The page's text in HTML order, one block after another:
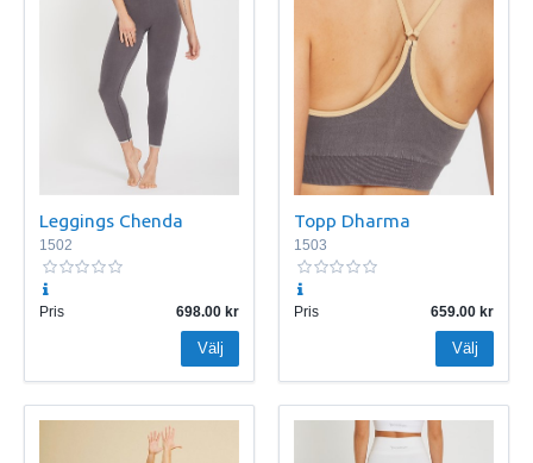
Leggings Chenda
1502
Pris 698.00
Välj
Topp Dharma
1503
Pris 659.00
Välj